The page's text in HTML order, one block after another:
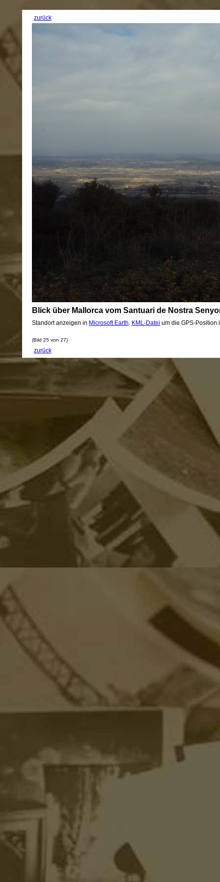
zurück
Blick über Mallorca vom Santuari de Nostra
Standort anzeigen in Microsoft Earth KML-Datei um die GPS-Position
(Bild 25 von 27)
zurück